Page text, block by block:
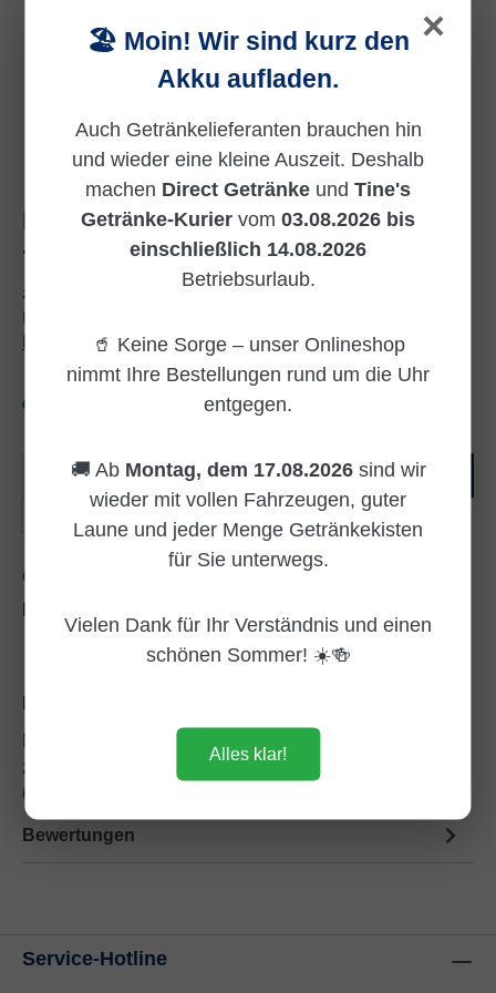
MEHRWEG
Regulärer Preis:
7,76 €
zzgl. 0,48 € Pfand
Inhalt:
Preise inkl. MwSt. zzgl. Versandkosten
Produkt Anzahl: Gib den gewünschten
In den Warenkorb
zitronenlimonade. Weniger süß, mehr Erfrischung mit
6% Zitronensaft und 1%…
Bewertungen
Service-Hotline
×
🏖️ Moin! Wir sind kurz den
Akku aufladen.
Auch Getränkelieferanten brauchen hin
und wieder eine kleine Auszeit. Deshalb
machen Direct Getränke und Tine's
Getränke-Kurier vom 03.08.2026 bis
einschließlich 14.08.2026
Betriebsurlaub.
🥤 Keine Sorge – unser Onlineshop
nimmt Ihre Bestellungen rund um die Uhr
entgegen.
🚚 Ab Montag, dem 17.08.2026sind wir
wieder mit vollen Fahrzeugen, guter
Laune und jeder Menge Getränkekisten
für Sie unterwegs.
Vielen Dank für Ihr Verständnis und einen
schönen Sommer! ☀️🍻
Alles klar!